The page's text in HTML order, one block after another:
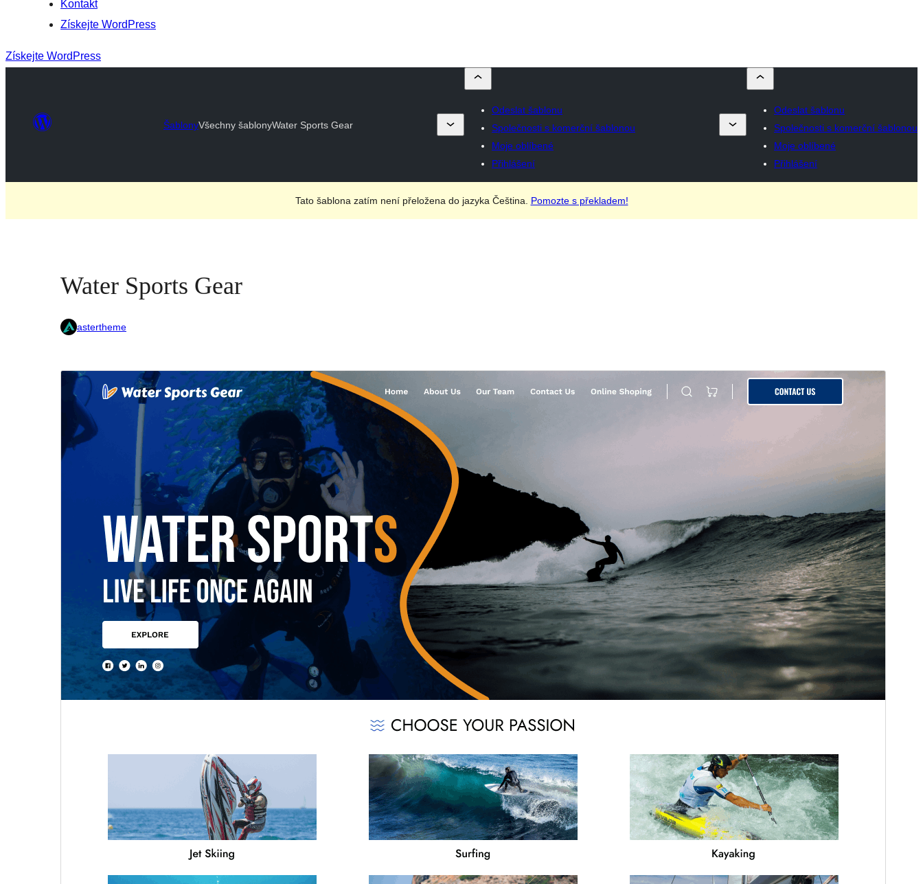
Kontakt
Získejte WordPress
Získejte WordPress
ŠablonyVšechny šablonyWater Sports Gear
Odeslat šablonu
Společnosti s komerční šablonou
Moje oblíbené
Přihlášení
Odeslat šablonu
Společnosti s komerční šablonou
Moje oblíbené
Přihlášení
Tato šablona zatím není přeložena do jazyka Čeština. Pomozte s překladem!
Water Sports Gear
astertheme
4.4.2